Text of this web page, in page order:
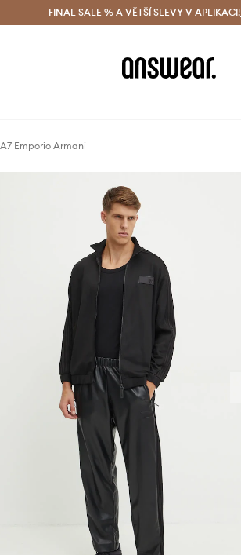
zdarma (od 1800 Kč) Doručení i do 24 h
FINAL SALE % A VĚTŠÍ SLEVY V APLIKACI!
Emporio Armani